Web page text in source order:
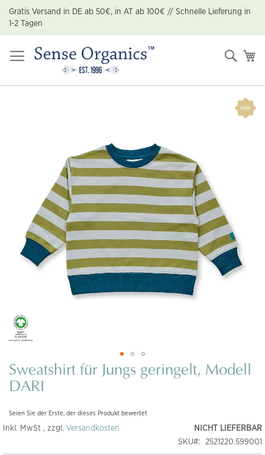
Zum
Inhalt
springen
Gratis Versand in DE ab 50€, in AT ab 100€ // Schnelle Lieferung in
1-2 Tagen
Suche
Zum
Anfang
der
springen
Sweatshirt für Jungs geringelt, Modell
DARI
Seien Sie der Erste, der dieses Produkt bewertet
NICHT LIEFERBAR
SKU
2521220.599001
Inkl. MwSt , zzgl. Versandkosten